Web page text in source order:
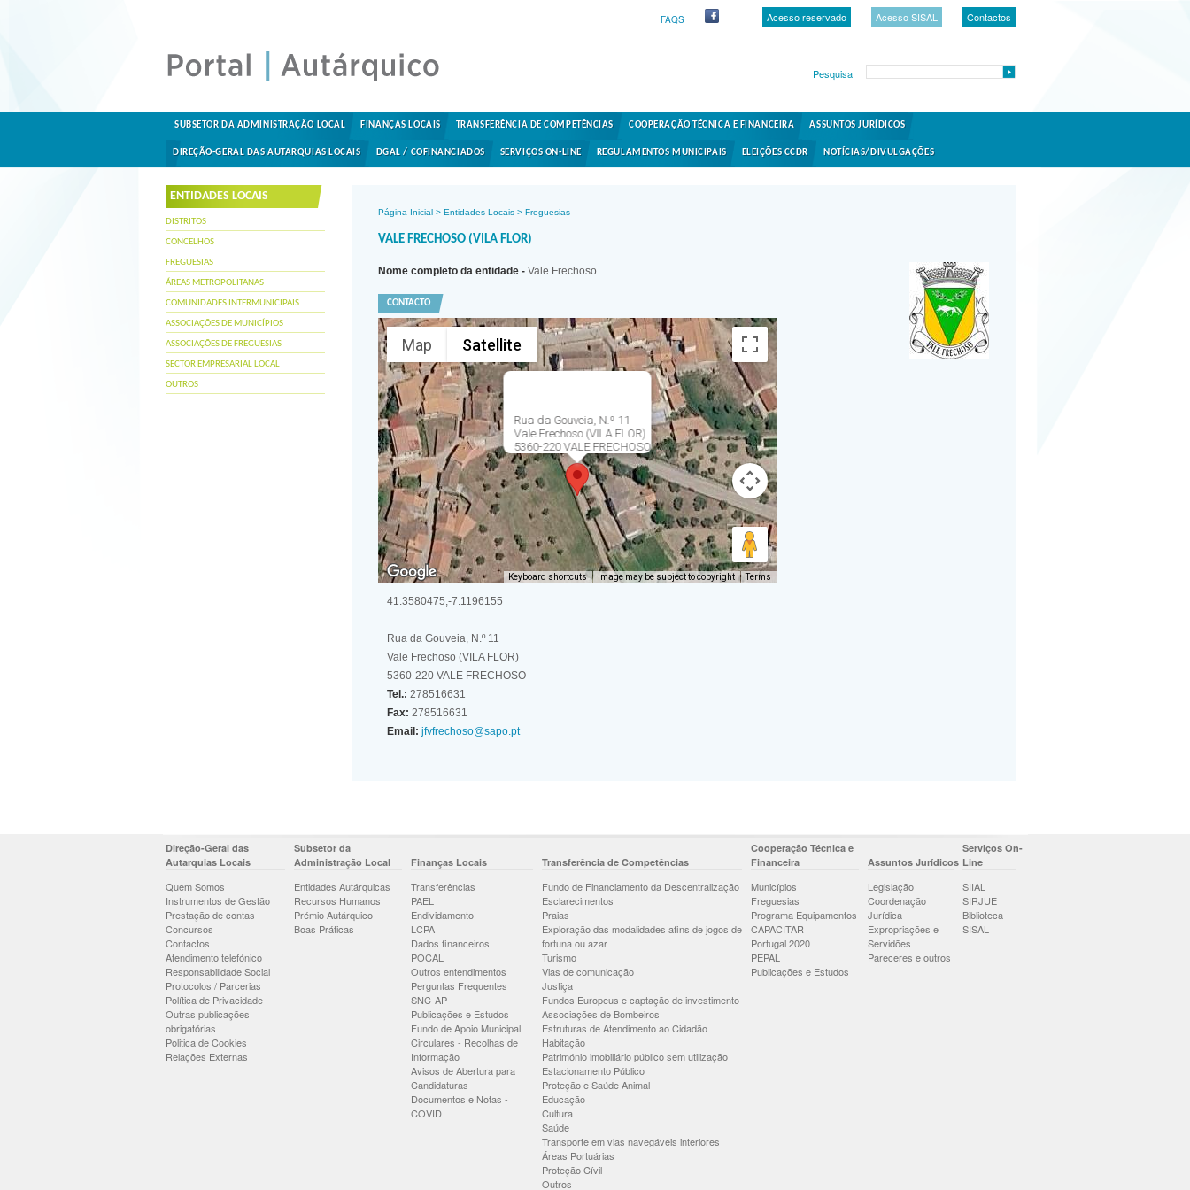
Acesso reservado Acesso SISAL Contactos
FAQS
Pesquisa
SUBSETOR DA ADMINISTRAÇÃO LOCAL FINANÇAS LOCAIS TRANSFERÊNCIA DE COMPETÊNCIAS COOPERAÇÃO TÉCNICA E FINANCEIRA ASSUNTOS JURÍDICOS
DIREÇÃO-GERAL DAS AUTARQUIAS LOCAIS DGAL / COFINANCIADOS SERVIÇOS ON-LINE REGULAMENTOS MUNICIPAIS ELEIÇÕES CCDR NOTÍCIAS/DIVULGAÇÕES
ENTIDADES LOCAIS
DISTRITOS
CONCELHOS
FREGUESIAS
ÁREAS METROPOLITANAS
COMUNIDADES INTERMUNICIPAIS
ASSOCIAÇÕES DE MUNICÍPIOS
ASSOCIAÇÕES DE FREGUESIAS
SECTOR EMPRESARIAL LOCAL
OUTROS
Página Inicial > Entidades Locais > Freguesias
VALE FRECHOSO (VILA FLOR)
Nome completo da entidade - Vale Frechoso
CONTACTO
Rua da Gouveia, N.º 11
Vale Frechoso (VILA FLOR)
5360-220 VALE FRECHOSO
Map Satellite
Keyboard shortcuts Image may be subject to copyright Terms
41.3580475,-7.1196155
Rua da Gouveia, N.º 11
Vale Frechoso (VILA FLOR)
5360-220 VALE FRECHOSO
Tel.: 278516631
Fax: 278516631
Email: jfvfrechoso@sapo.pt
Direção-Geral das
Autarquias Locais
Quem Somos
Instrumentos de Gestão
Prestação de contas
Concursos
Contactos
Atendimento telefónico
Responsabilidade Social
Protocolos / Parcerias
Política de Privacidade
Outras publicações
obrigatórias
Politica de Cookies
Relações Externas
Subsetor da
Administração Local
Entidades Autárquicas
Recursos Humanos
Prémio Autárquico
Boas Práticas
Finanças Locais
Transferências
PAEL
Endividamento
LCPA
Dados financeiros
POCAL
Outros entendimentos
Perguntas Frequentes
SNC-AP
Publicações e Estudos
Fundo de Apoio Municipal
Circulares - Recolhas de
Informação
Avisos de Abertura para
Candidaturas
Documentos e Notas -
COVID
Transferência de Competências
Fundo de Financiamento da Descentralização
Esclarecimentos
Praias
Exploração das modalidades afins de jogos de
fortuna ou azar
Turismo
Vias de comunicação
Justiça
Fundos Europeus e captação de investimento
Associações de Bombeiros
Estruturas de Atendimento ao Cidadão
Habitação
Património imobiliário público sem utilização
Estacionamento Público
Proteção e Saúde Animal
Educação
Cultura
Saúde
Transporte em vias navegáveis interiores
Áreas Portuárias
Proteção Cívil
Outros
Cooperação Técnica e
Financeira
Municípios
Freguesias
Programa Equipamentos
CAPACITAR
Portugal 2020
PEPAL
Publicações e Estudos
Assuntos Jurídicos
Legislação
Coordenação
Jurídica
Expropriações e
Servidões
Pareceres e outros
Serviços On-
Line
SIIAL
SIRJUE
Biblioteca
SISAL